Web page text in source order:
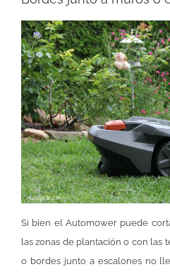
Si bien el Automower puede
las zonas de plantación o con las
o bordes junto a escalones no